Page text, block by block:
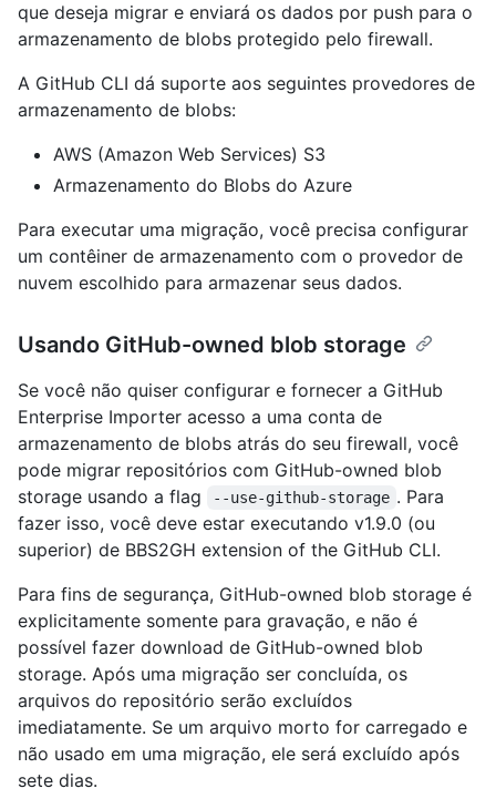
que deseja migrar e enviará os dados por push para o
armazenamento de blobs protegido pelo firewall.
A GitHub CLI dá suporte aos seguintes provedores de
armazenamento de blobs:
AWS (Amazon Web Services) S3
Armazenamento do Blobs do Azure
Para executar uma migração, você precisa configurar
um contêiner de armazenamento com o provedor de
nuvem escolhido para armazenar seus dados.
Usando GitHub-owned blob storage
Se você não quiser configurar e fornecer a GitHub
Enterprise Importer acesso a uma conta de
armazenamento de blobs atrás do seu firewall, você
pode migrar repositórios com GitHub-owned blob
storage usando a flag
--use-github-storage . Para
fazer isso, você deve estar executando v1.9.0 (ou
superior) de BBS2GH extension of the GitHub CLI.
Para fins de segurança, GitHub-owned blob storage é
explicitamente somente para gravação, e não é
possível fazer download de GitHub-owned blob
storage. Após uma migração ser concluída, os
arquivos do repositório serão excluídos
imediatamente. Se um arquivo morto for carregado e
não usado em uma migração, ele será excluído após
sete dias.